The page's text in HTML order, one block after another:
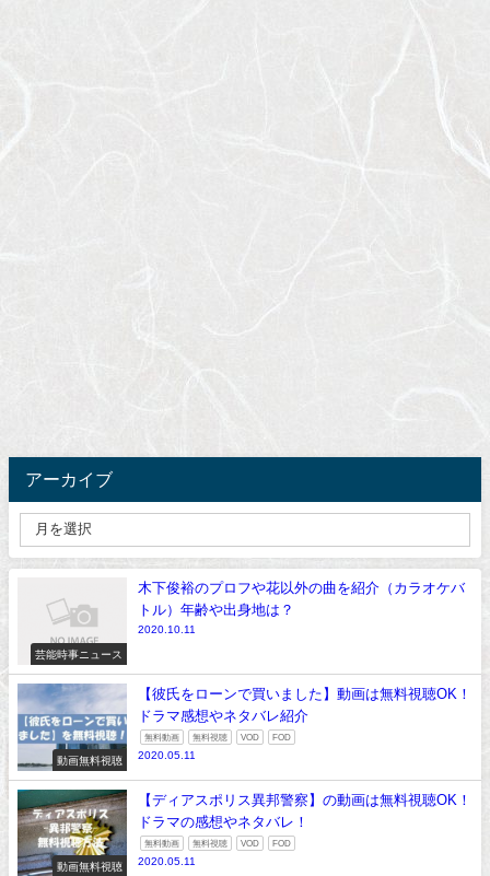
アーカイブ
芸能時事ニュース
木下俊裕のプロフや花以外の曲を紹介（カラオケバ
トル）年齢や出身地は？
2020.10.11
動画無料視聴
【彼氏をローンで買いました】動画は無料視聴OK！
ドラマ感想やネタバレ紹介
無料動画 無料視聴 VOD FOD
2020.05.11
動画無料視聴
【ディアスポリス異邦警察】の動画は無料視聴OK！
ドラマの感想やネタバレ！
無料動画 無料視聴 VOD FOD
2020.05.11